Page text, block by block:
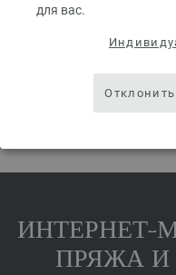
для вас.
Отклонить
ИНТЕРНЕТ-
ПРЯЖА И